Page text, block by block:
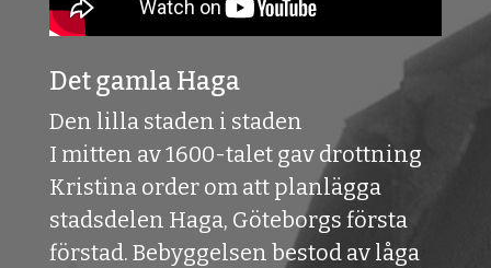
Det gamla Haga
Den lilla staden i staden
I mitten av 1600-talet gav drottning
Kristina order om att planlägga
stadsdelen Haga, Göteborgs första
förstad. Bebyggelsen bestod av låga